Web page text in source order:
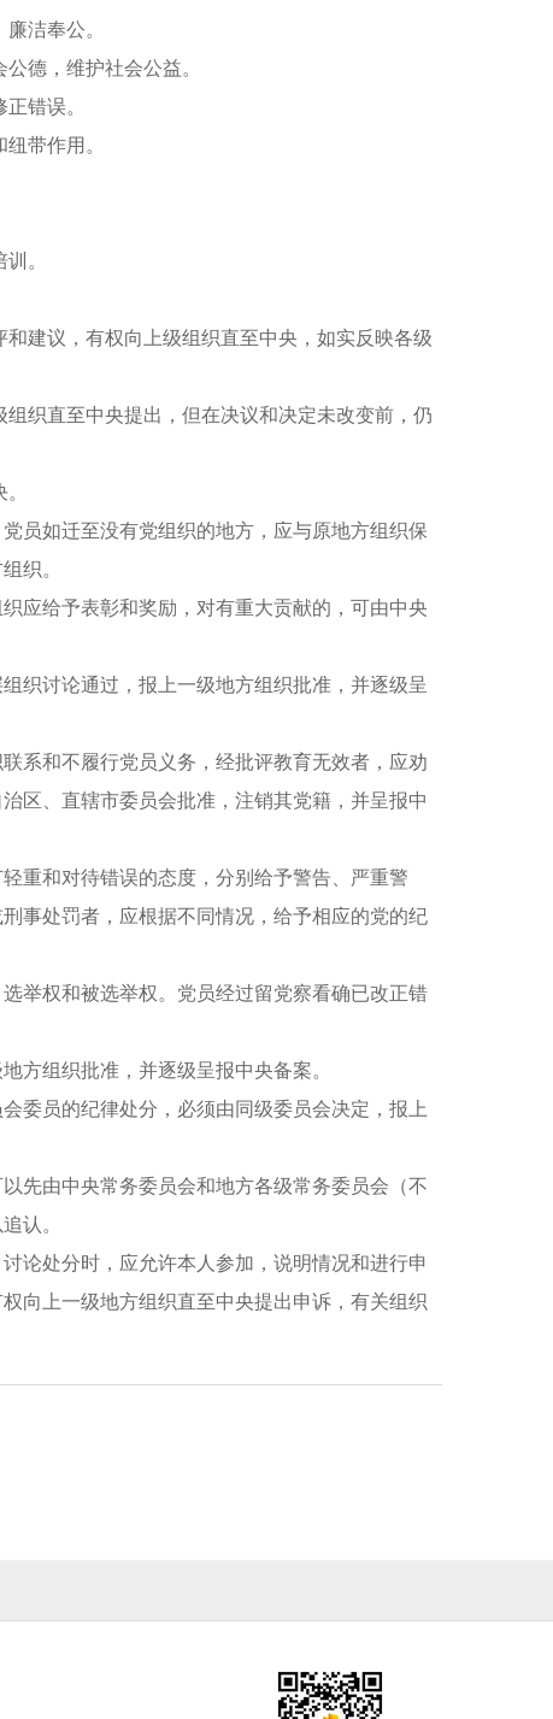
洁奉公。
德，维护社会公益。
错误。
带作用。
。
建议，有权向上级组织直至中央，如实反映各级
织直至中央提出，但在决议和决定未改变前，仍
如迁至没有党组织的地方，应与原地方组织保
织。
给予表彰和奖励，对有重大贡献的，可由中央
讨论通过，报上一级地方组织批准，并逐级呈
和不履行党员义务，经批评教育无效者，应劝
区、直辖市委员会批准，注销其党籍，并呈报中
和对待错误的态度，分别给予警告、严重警
事处罚者，应根据不同情况，给予相应的党的纪
权和被选举权。党员经过留党察看确已改正错
组织批准，并逐级呈报中央备案。
员的纪律处分，必须由同级委员会决定，报上
由中央常务委员会和地方各级常务委员会（不
认。
处分时，应允许本人参加，说明情况和进行申
向上一级地方组织直至中央提出申诉，有关组织